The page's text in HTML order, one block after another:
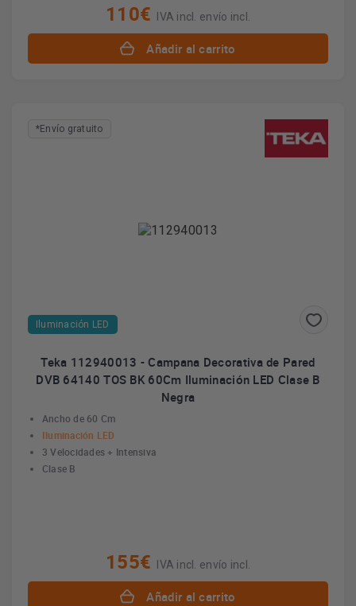
110€ IVA incl. envío incl.
Añadir al carrito
*Envío gratuito
Iluminación LED
Teka 112940013 - Campana Decorativa de Pared
DVB 64140 TOS BK 60Cm Iluminación LED Clase B
Negra
Ancho de 60 Cm
Iluminación LED
3 Velocidades + Intensiva
Clase B
155€ IVA incl. envío incl.
Añadir al carrito